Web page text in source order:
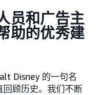
员和广告主
助的优秀建
Disney 的一句名
回顾历史。我们不断